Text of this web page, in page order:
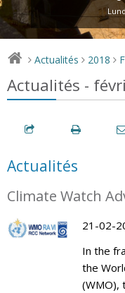
> Actualités > 2018 >
Actualités -
Actualités
Climate Watch
21-02-
In the
the
(WMO),